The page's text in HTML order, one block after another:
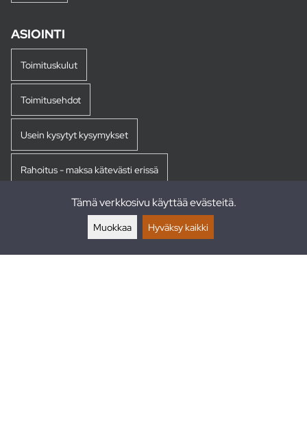
ASIOINTI
Toimituskulut
Toimitusehdot
Usein kysytyt kysymykset
Rahoitus - maksa kätevästi erissä
Tämä verkkosivu käyttää evästeitä.
Muokkaa Hyväksy kaikki